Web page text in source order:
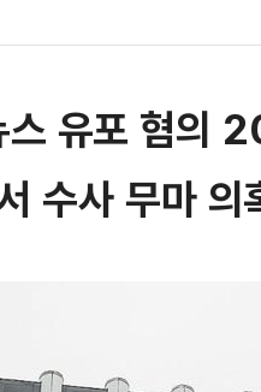
유포 혐의
수사 무마